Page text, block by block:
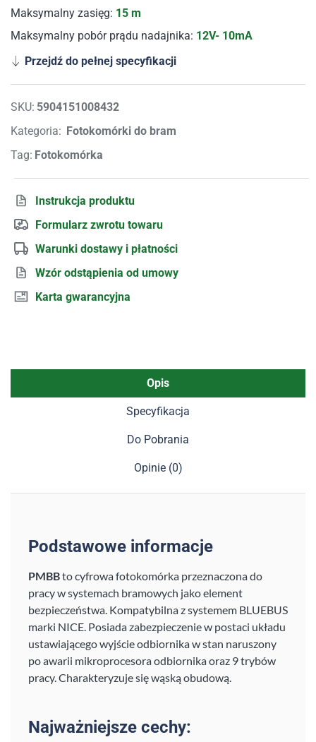
Maksymalny zasięg: 15 m
Maksymalny pobór prądu nadajnika: 12V- 10mA
Przejdź do pełnej specyfikacji
SKU: 5904151008432
Kategoria: Fotokomórki do bram
Tag: Fotokomórka
Instrukcja produktu
Formularz zwrotu towaru
Warunki dostawy i płatności
Wzór odstąpienia od umowy
Karta gwarancyjna
Opis
Specyfikacja
Do Pobrania
Opinie (0)
Podstawowe informacje
PMBBto cyfrowa fotokomórka przeznaczona do
pracy w systemach bramowych jako element
bezpieczeństwa. Kompatybilna z systemem BLUEBUS
marki NICE. Posiada zabezpieczenie w postaci układu
ustawiającego wyjście odbiornika w stan naruszony
po awarii mikroprocesora odbiornika oraz 9 trybów
pracy. Charakteryzuje się wąską obudową.
Najważniejsze cechy: